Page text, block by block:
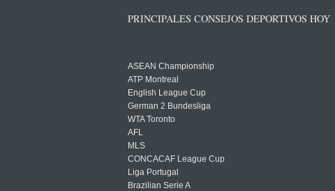
PRINCIPALES CONSEJOS DEPORTIVOS HOY
ASEAN Championship
ATP Montreal
English League Cup
German 2 Bundesliga
WTA Toronto
AFL
MLS
CONCACAF League Cup
Liga Portugal
Brazilian Serie A